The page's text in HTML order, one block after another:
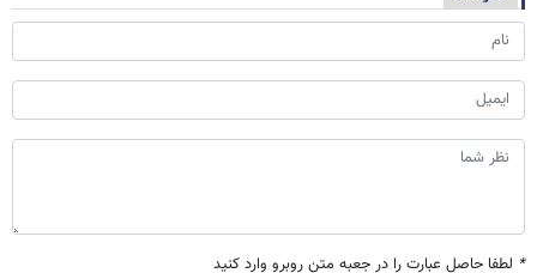
* لطفا حاصل عبارت را در جعبه متن روبرو وارد کنید